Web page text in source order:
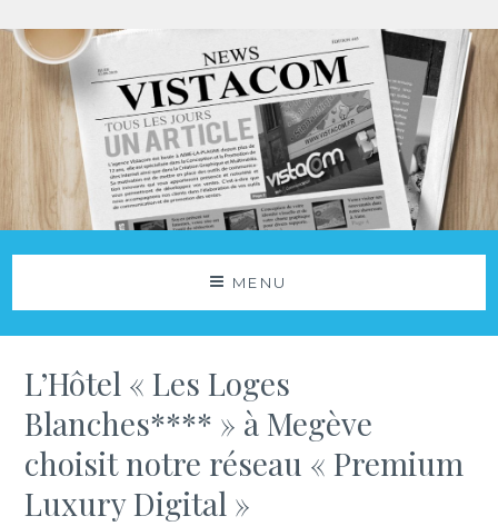
Aller
au
contenu
Agence Vistacom
NOS ACTUS
MENU
L’Hôtel « Les Loges
Blanches**** » à Megève
choisit notre réseau « Premium
Luxury Digital »